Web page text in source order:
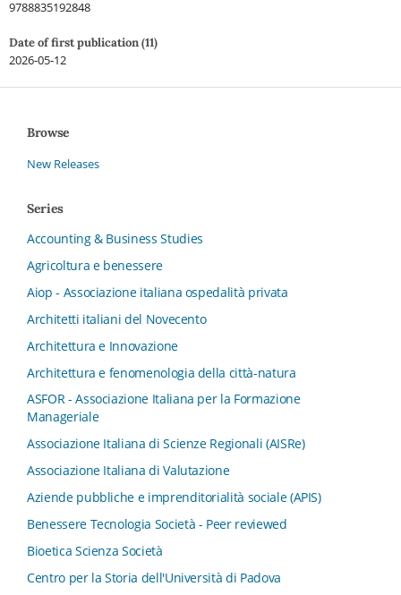
9788835192848
Date of first publication (11)
2026-05-12
Browse
New Releases
Series
Accounting & Business Studies
Agricoltura e benessere
Aiop - Associazione italiana ospedalità privata
Architetti italiani del Novecento
Architettura e Innovazione
Architettura e fenomenologia della città-natura
ASFOR - Associazione Italiana per la Formazione
Manageriale
Associazione Italiana di Scienze Regionali (AISRe)
Associazione Italiana di Valutazione
Aziende pubbliche e imprenditorialità sociale (APIS)
Benessere Tecnologia Società - Peer reviewed
Bioetica Scienza Società
Centro per la Storia dell'Università di Padova